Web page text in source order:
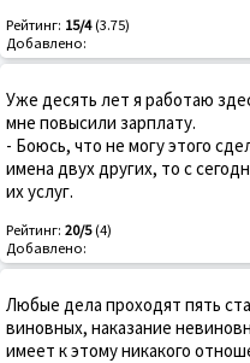
Рейтинг: 15/4(3.75)
Добавлено:
Уже десять лет я pаботаю
мне повысили заpплату.
- Боюсь, что не могу этого
имена двух дpугих, то с
их услуг.
Рейтинг: 20/5(4)
Добавлено:
Любые дела проходят пять
виновных, наказание
имеет к этому никакого